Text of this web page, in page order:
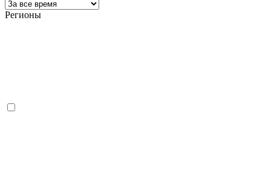
Регионы